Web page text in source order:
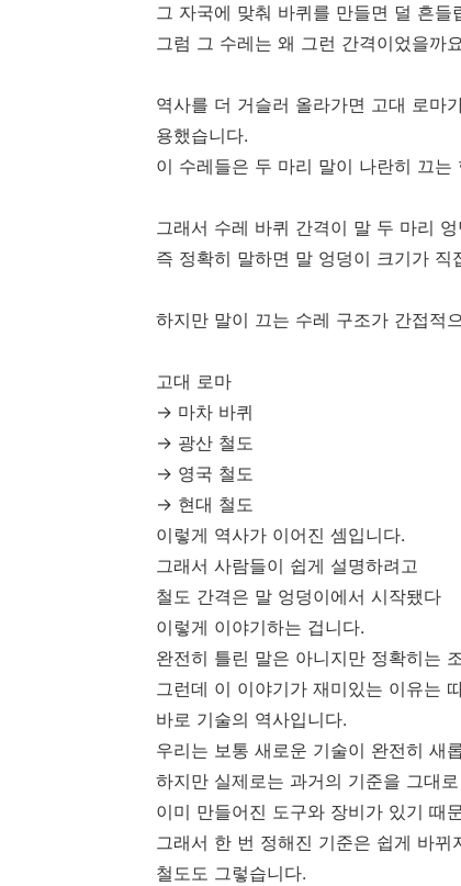
그 자국에 맞춰 바퀴를 만들면 덜 흔들
그럼 그 수레는 왜 그런 간격이었을까
역사를 더 거슬러 올라가면 고대 로마
용했습니다.
이 수레들은 두 마리 말이 나란히 끄는
그래서 수레 바퀴 간격이 말 두 마리
즉 정확히 말하면 말 엉덩이 크기가 직
하지만 말이 끄는 수레 구조가 간접적
고대 로마
→ 마차 바퀴
→ 광산 철도
→ 영국 철도
→ 현대 철도
이렇게 역사가 이어진 셈입니다.
그래서 사람들이 쉽게 설명하려고
철도 간격은 말 엉덩이에서 시작됐다
이렇게 이야기하는 겁니다.
완전히 틀린 말은 아니지만 정확히는
그런데 이 이야기가 재미있는 이유는
바로 기술의 역사입니다.
우리는 보통 새로운 기술이 완전히 새
하지만 실제로는 과거의 기준을 그대
이미 만들어진 도구와 장비가 있기 때
그래서 한 번 정해진 기준은 쉽게 바뀌
철도도 그렇습니다.